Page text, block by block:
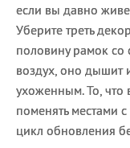
если вы давно
Уберите треть
половину рамок со
воздух, оно дышит
ухоженным. То, что
поменять местами
цикл обновления